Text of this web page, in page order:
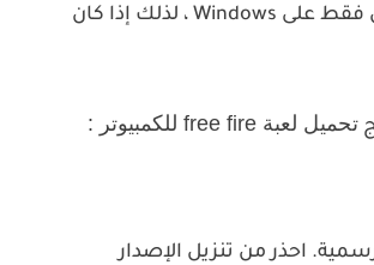
لكن الشيء الوحيد هو أن Bluestacks يعمل فقط على Windows ، لذلك إذا كان
تحميل لعبة free fire للكمبيوتر :
احذر من تنزيل الإصدار